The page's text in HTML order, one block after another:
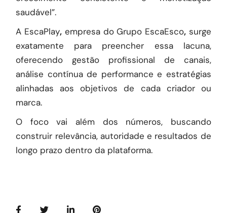
saudável”.
A EscaPlay, empresa do Grupo EscaEsco,surge
exatamente para preencher essa lacuna,
oferecendo gestão profissional de canais,
análise contínua de performance e estratégias
alinhadas aos objetivos de cada criador ou
marca.
O foco vai além dos números, buscando
construir relevância, autoridade e resultados de
longo prazo dentro da plataforma.